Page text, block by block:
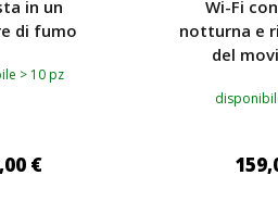
in un
di fumo
> 10 pz
€
Wi-Fi
notturna e
del